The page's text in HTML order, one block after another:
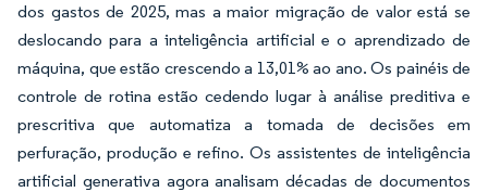
dos gastos de 2025, mas a maior migração de valor está se
deslocando para a inteligência artificial e o aprendizado de
máquina, que estão crescendo a 13,01% ao ano. Os painéis de
controle de rotina estão cedendo lugar à análise preditiva e
prescritiva que automatiza a tomada de decisões em
perfuração, produção e refino. Os assistentes de inteligência
artificial generativa agora analisam décadas de documentos